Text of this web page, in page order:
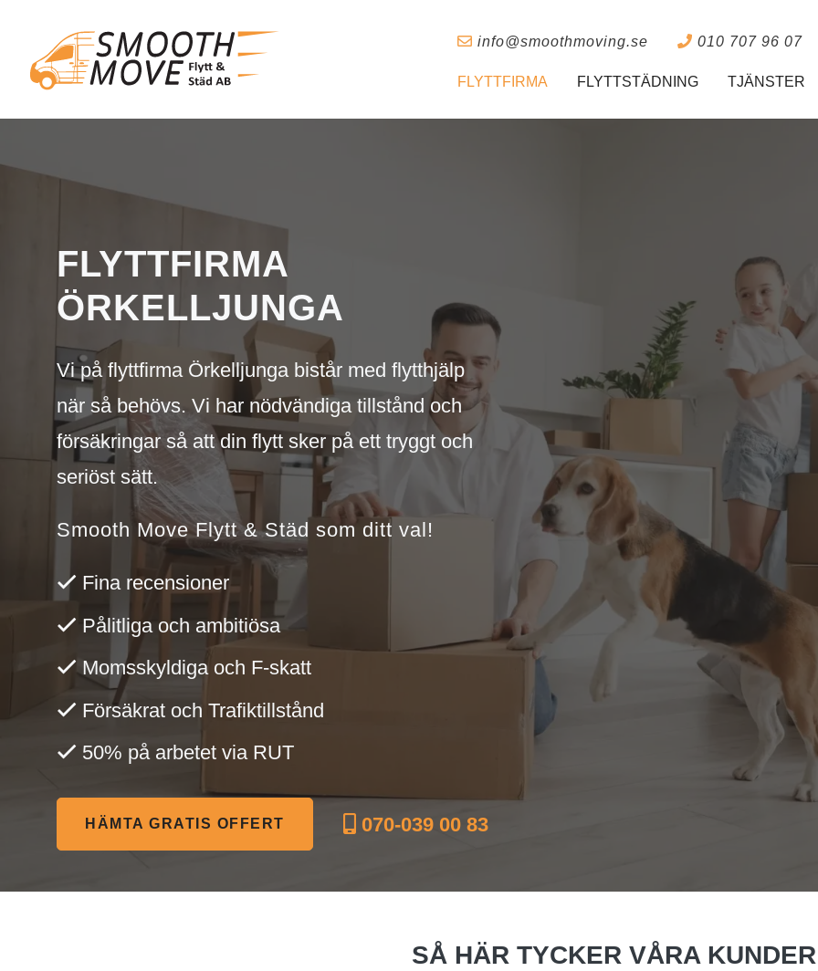
info@smoothmoving.se 010 707 96 07
FLYTTFIRMA FLYTTSTÄDNING TJÄNSTER
FLYTTFIRMA
ÖRKELLJUNGA
Vi på flyttfirma Örkelljunga bistår med flytthjälp
när så behövs. Vi har nödvändiga tillstånd och
försäkringar så att din flytt sker på ett tryggt och
seriöst sätt.
Smooth Move Flytt & Städ som ditt val!
Fina recensioner
Pålitliga och ambitiösa
Momsskyldiga och F-skatt
Försäkrat och Trafiktillstånd
50% på arbetet via RUT
HÄMTA GRATIS OFFERT 070-039 00 83
SÅ HÄR TYCKER VÅRA KUNDER